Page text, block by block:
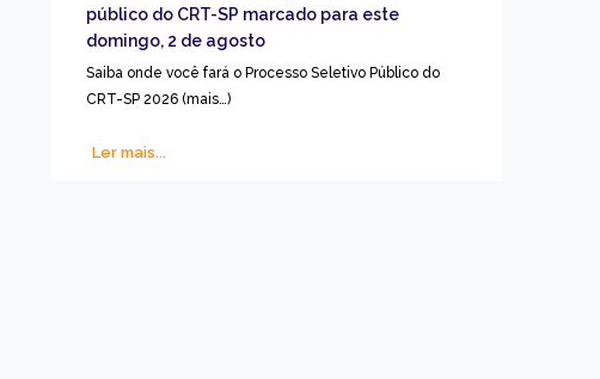
público do CRT-SP marcado para este
domingo, 2 de agosto
Saiba onde você fará o Processo Seletivo Público do
CRT-SP 2026 (mais…)
Ler mais...